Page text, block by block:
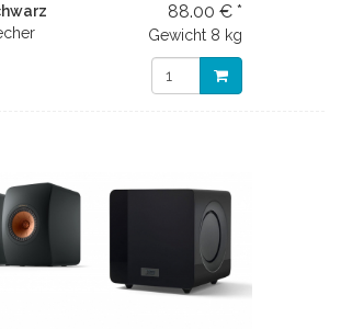
88.00 € *
Gewicht 8 kg